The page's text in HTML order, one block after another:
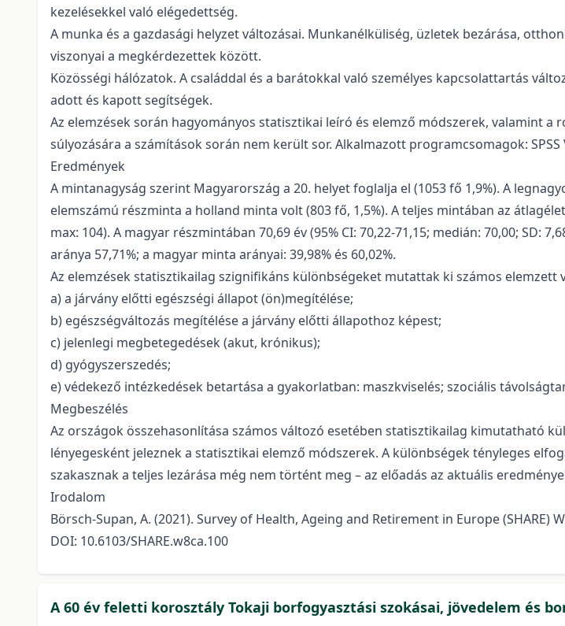
kezelésekkel való elégedettség.
A munka és a gazdasági helyzet változásai. Munkanélküliség, üzletek bezárása,
viszonyai a megkérdezettek között.
Közösségi hálózatok. A családdal és a barátokkal való személyes kapcsolattartás
adott és kapott segítségek.
Az elemzések során hagyományos statisztikai leíró és elemző módszerek, valamint
súlyozására a számítások során nem került sor. Alkalmazott programcsomagok: SPSS
Eredmények
A mintanagyság szerint Magyarország a 20. helyet foglalja el (1053 fő 1,9%). A
elemszámú részminta a holland minta volt (803 fő, 1,5%). A teljes mintában az
max: 104). A magyar részmintában 70,69 év (95% CI: 70,22-71,15; medián: 70,00; SD:
aránya 57,71%; a magyar minta arányai: 39,98% és 60,02%.
Az elemzések statisztikailag szignifikáns különbségeket mutattak ki számos
a) a járvány előtti egészségi állapot (ön)megítélése;
b) egészségváltozás megítélése a járvány előtti állapothoz képest;
c) jelenlegi megbetegedések (akut, krónikus);
d) gyógyszerszedés;
e) védekező intézkedések betartása a gyakorlatban: maszkviselés; szociális
Megbeszélés
Az országok összehasonlítása számos változó esetében statisztikailag kimutatható
lényegesként jeleznek a statisztikai elemző módszerek. A különbségek tényleges
szakasznak a teljes lezárása még nem történt meg – az előadás az aktuális
Irodalom
Börsch-Supan, A. (2021). Survey of Health, Ageing and Retirement in Europe (SHARE)
DOI: 10.6103/SHARE.w8ca.100
A 60 év feletti korosztály Tokaji borfogyasztási szokásai, jövedelem és